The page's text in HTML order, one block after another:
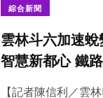
綜合新聞
雲林斗六加速
智慧新都心 鐵
【記者陳信利／雲